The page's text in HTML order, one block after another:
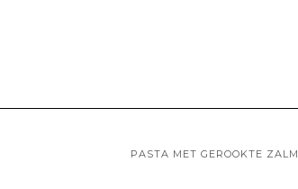
PASTA MET GEROOKTE ZALM